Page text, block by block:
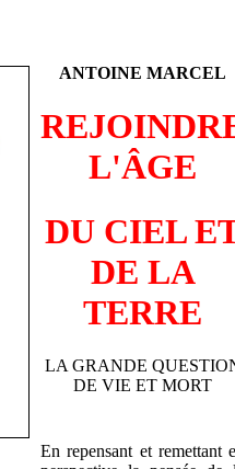
ANTOINE MARCEL
L'ÂGE
DU CIEL
DE LA
TERRE
LA GRANDE
DE VIE ET MORT
En repensant et remettant